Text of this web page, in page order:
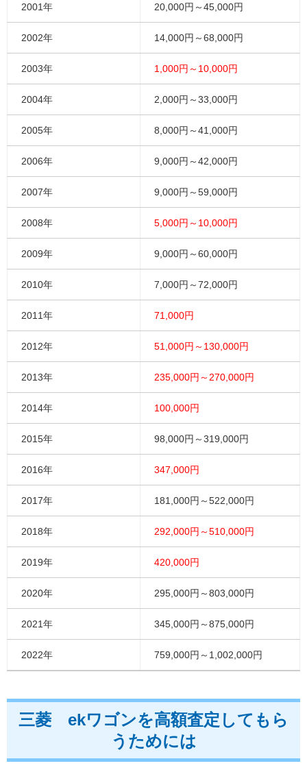
2001年 20,000円～45,000円
2002年 14,000円～68,000円
2003年 1,000円～10,000円
2004年 2,000円～33,000円
2005年 8,000円～41,000円
2006年 9,000円～42,000円
2007年 9,000円～59,000円
2008年 5,000円～10,000円
2009年 9,000円～60,000円
2010年 7,000円～72,000円
2011年 71,000円
2012年 51,000円～130,000円
2013年 235,000円～270,000円
2014年 100,000円
2015年 98,000円～319,000円
2016年 347,000円
2017年 181,000円～522,000円
2018年 292,000円～510,000円
2019年 420,000円
2020年 295,000円～803,000円
2021年 345,000円～875,000円
2022年 759,000円～1,002,000円
三菱 ekワゴンを高額査定してもら
うためには